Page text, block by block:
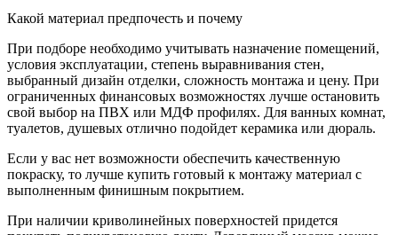
Какой материал предпочесть и почему
При подборе необходимо учитывать назначение помещений,
условия эксплуатации, степень выравнивания стен,
выбранный дизайн отделки, сложность монтажа и цену. При
ограниченных финансовых возможностях лучше остановить
свой выбор на ПВХ или МДФ профилях. Для ванных комнат,
туалетов, душевых отлично подойдет керамика или дюраль.
Если у вас нет возможности обеспечить качественную
покраску, то лучше купить готовый к монтажу материал с
выполненным финишным покрытием.
При наличии криволинейных поверхностей придется